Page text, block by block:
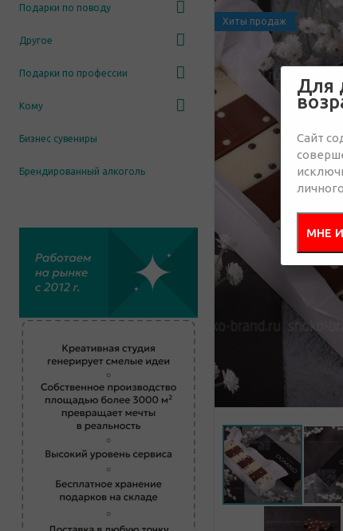
Подарки по поводу
Другое
Подарки по профессии
Кому
Бизнес сувениры
Брендированный алкоголь
Хиты продаж
Для
Сайт
МНЕ